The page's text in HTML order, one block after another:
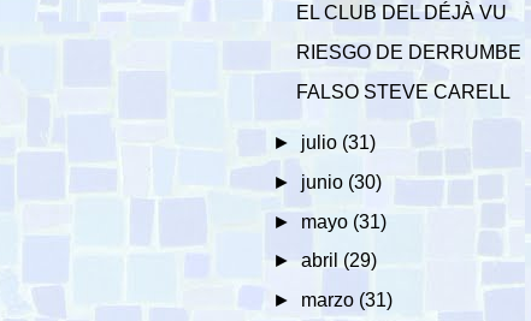
EL CLUB DEL DÉJÀ VU
RIESGO DE DERRUMBE
FALSO STEVE CARELL
► julio (31)
► junio (30)
► mayo (31)
► abril (29)
► marzo (31)